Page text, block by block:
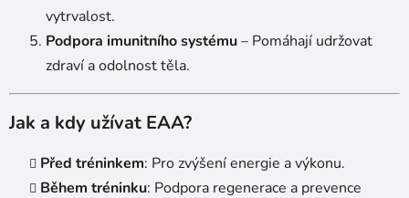
vytrvalost.
Podpora imunitního systému– Pomáhají udržovat
zdraví a odolnost těla.
Jak a kdy užívat EAA?
Před tréninkem: Pro zvýšení energie a výkonu.
Během tréninku: Podpora regenerace a prevence